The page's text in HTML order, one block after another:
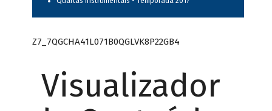
Z7_7QGCHA41L071B0QGLVK8P22GB4
Visualizador